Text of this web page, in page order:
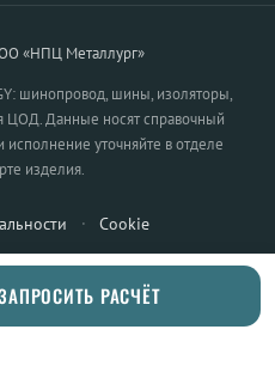
«НПЦ Металлург»
шинопровод, шины, изоляторы,
ЦОД. Данные носят справочный
уточняйте в отделе
изделия.
· Cookie
РАСЧЁТ